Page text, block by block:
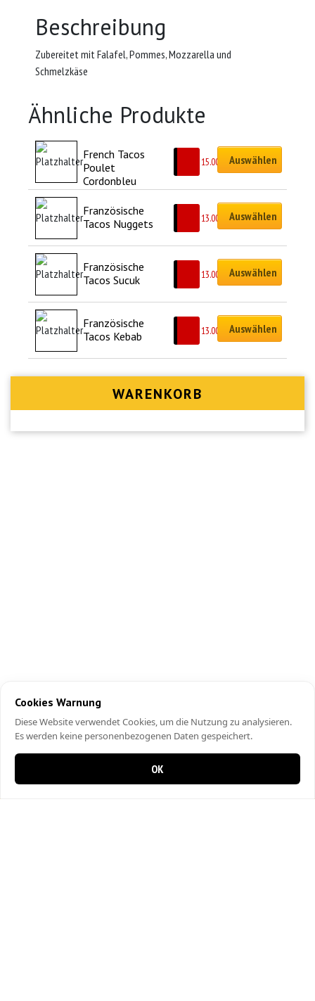
Beschreibung
Zubereitet mit Falafel, Pommes, Mozzarella und
Schmelzkäse
Ähnliche Produkte
French Tacos
Poulet
Cordonbleu
15.00 Auswählen
Französische
Tacos Nuggets
13.00 Auswählen
Französische
Tacos Sucuk
13.00 Auswählen
Französische
Tacos Kebab
13.00 Auswählen
WARENKORB
Cookies Warnung
Diese Website verwendet Cookies, um die Nutzung zu analysieren.
Es werden keine personenbezogenen Daten gespeichert.
OK